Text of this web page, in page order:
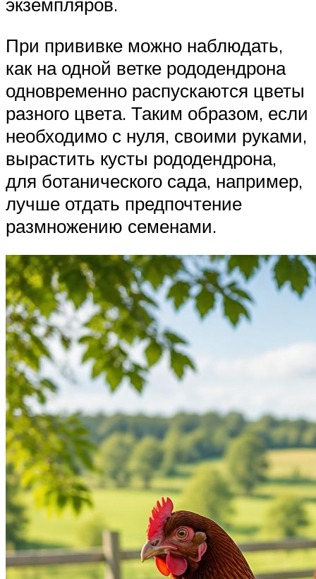
При прививке можно наблюдать,
как на одной ветке рододендрона
одновременно распускаются цветы
разного цвета. Таким образом, если
необходимо с нуля, своими руками,
вырастить кусты рододендрона,
для ботанического сада, например,
лучше отдать предпочтение
размножению семенами.